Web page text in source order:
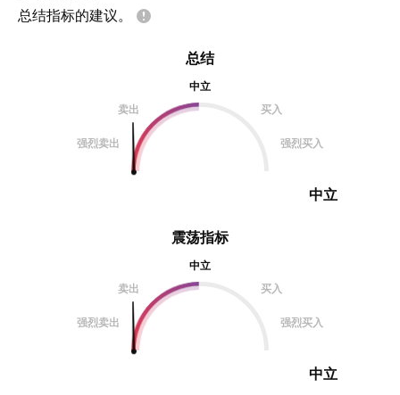
总结指标的建议。
震荡指标
中立
卖出
买入
强烈卖出 强烈买入
中立
总结
中立
卖出
买入
强烈卖出 强烈买入
中立